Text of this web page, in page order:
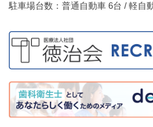
駐車場台数：普通自動車 6台 / 軽自